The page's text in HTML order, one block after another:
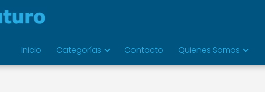
Inicio Categorías Contacto Quienes Somos